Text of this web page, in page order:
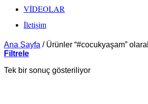
VİDEOLAR
İletişim
Ana Sayfa /Ürünler “#cocukyaşam”
Filtrele
Tek bir sonuç gösteriliyor